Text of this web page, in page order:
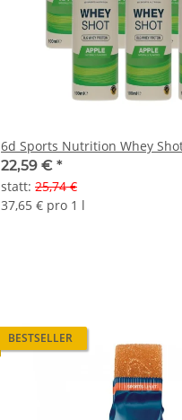
6d Sports Nutrition Whey
22,59 € *
statt: 25,74 €
37,65 € pro 1 l
BESTSELLER